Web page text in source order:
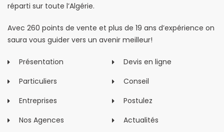
réparti sur toute l’Algérie.
Avec 260 points de vente et plus de 19 ans d’expérience on
saura vous guider vers un avenir meilleur!
Présentation
Particuliers
Entreprises
Nos Agences
Devis en ligne
Conseil
Postulez
Actualités